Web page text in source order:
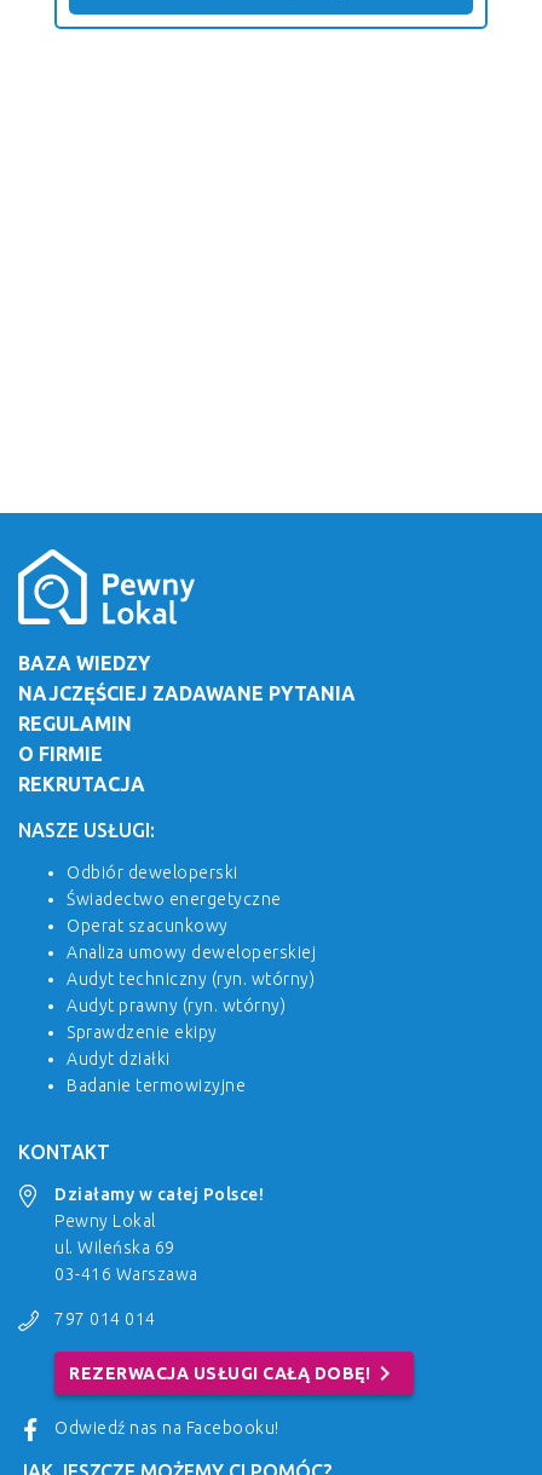
BAZA WIEDZY
NAJCZĘŚCIEJ ZADAWANE PYTANIA
REGULAMIN
O FIRMIE
REKRUTACJA
NASZE USŁUGI:
Odbiór deweloperski
Świadectwo energetyczne
Operat szacunkowy
Analiza umowy deweloperskiej
Audyt techniczny (ryn. wtórny)
Audyt prawny (ryn. wtórny)
Sprawdzenie ekipy
Audyt działki
Badanie termowizyjne
KONTAKT
Działamy w całej Polsce!
Pewny Lokal
ul. Wileńska 69
03-416 Warszawa
797 014 014
REZERWACJA USŁUGI CAŁĄ DOBĘ! chevron_right
Odwiedź nas na Facebooku!